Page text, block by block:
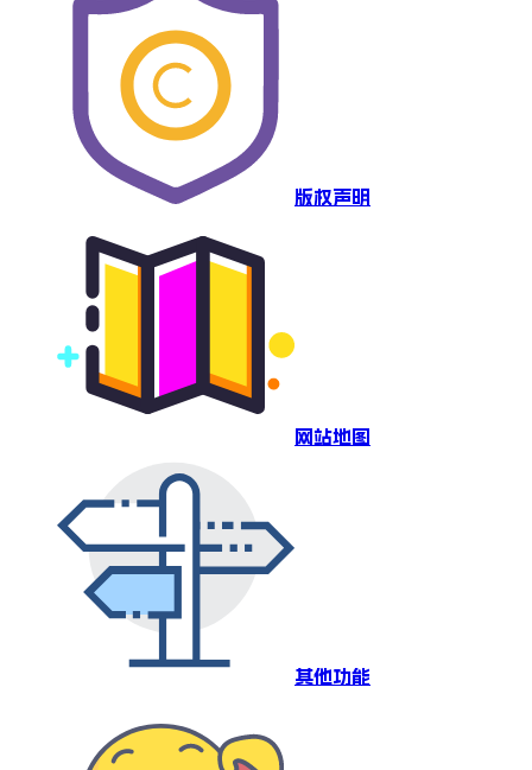
版权声明
网站地图
其他功能